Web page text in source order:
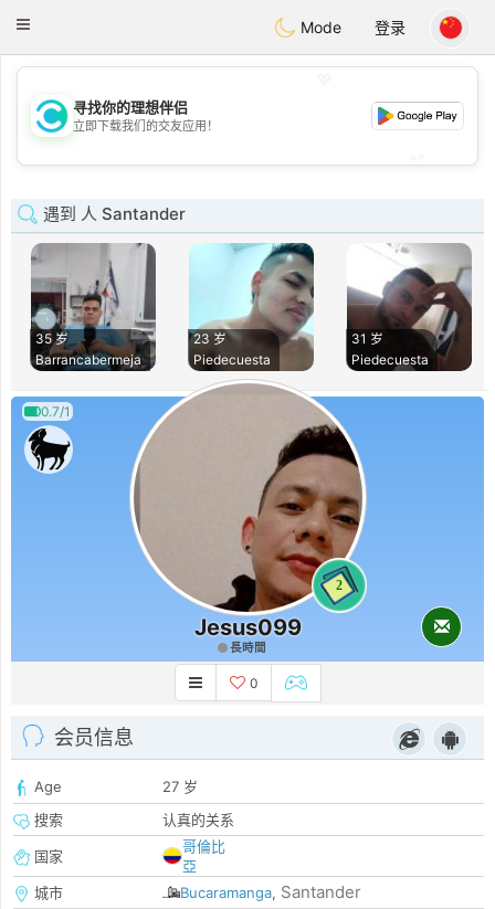
Citas
Toggle
Mode 登录
💖
💕
寻找你的理想伴侣
立即下载我们的交友应用！
遇到 人 Santander
35 岁
Barrancabermeja
23 岁
Piedecuesta
31 岁
Piedecuesta
0.7/1
2
Jesus099
長時間
0
会员信息
Age
27 岁
搜索
认真的关系
国家
哥倫比
亞
城市
Bucaramanga, Santander